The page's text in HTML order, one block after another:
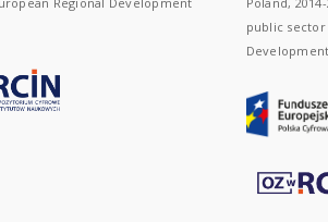
public